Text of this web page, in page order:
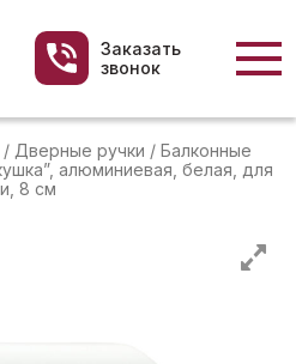
Заказать
звонок
/ Дверные ручки / Балконные
алюминиевая, белая, для
8 см